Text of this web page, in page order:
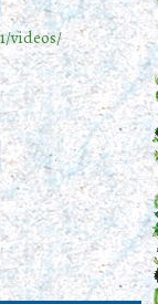
videos/